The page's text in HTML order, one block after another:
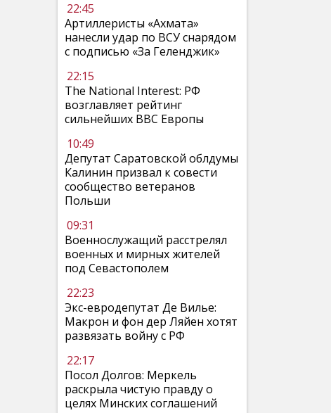
22:45
Артиллеристы «Ахмата»
нанесли удар по ВСУ снарядом
с подписью «За Геленджик»
22:15
The National Interest: РФ
возглавляет рейтинг
сильнейших ВВС Европы
10:49
Депутат Саратовской облдумы
Калинин призвал к совести
сообщество ветеранов
Польши
09:31
Военнослужащий расстрелял
военных и мирных жителей
под Севастополем
22:23
Экс-евродепутат Де Вилье:
Макрон и фон дер Ляйен хотят
развязать войну с РФ
22:17
Посол Долгов: Меркель
раскрыла чистую правду о
целях Минских соглашений